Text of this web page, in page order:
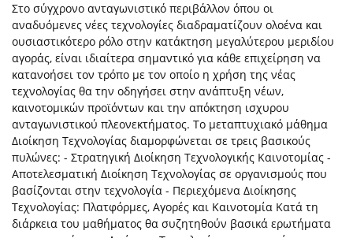
Στο σύγχρονο ανταγωνιστικό περιβάλλον όπου οι
αναδυόμενες νέες τεχνολογίες διαδραματίζουν ολοένα και
ουσιαστικότερο ρόλο στην κατάκτηση μεγαλύτερου μεριδίου
αγοράς, είναι ιδιαίτερα σημαντικό για κάθε επιχείρηση να
κατανοήσει τον τρόπο με τον οποίο η χρήση της νέας
τεχνολογίας θα την οδηγήσει στην ανάπτυξη νέων,
καινοτομικών προϊόντων και την απόκτηση ισχυρου
ανταγωνιστικού πλεονεκτήματος. Το μεταπτυχιακό μάθημα
Διοίκηση Τεχνολογίας διαμορφώνεται σε τρεις βασικούς
πυλώνες: - Στρατηγική Διοίκηση Τεχνολογικής Καινοτομίας -
Αποτελεσματική Διοίκηση Τεχνολογίας σε οργανισμούς που
βασίζονται στην τεχνολογία - Περιεχόμενα Διοίκησης
Τεχνολογίας: Πλατφόρμες, Αγορές και Καινοτομία Κατά τη
διάρκεια του μαθήματος θα συζητηθούν βασικά ερωτήματα